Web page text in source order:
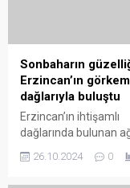
Sonbaharın
Erzincan’ın
dağlarıyla buluştu
Erzincan’ın ihtişamlı
dağlarında bulunan
renklerine ev sahipliği
26.10.2024 0